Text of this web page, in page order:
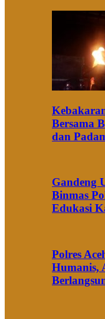
Bersama
dan
Gandeng
Binmas
Edukasi
Polres
Humanis,